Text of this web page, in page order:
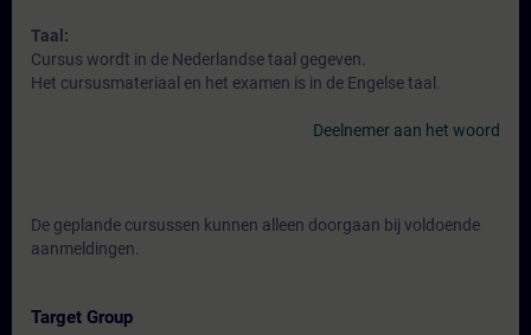
Taal:
Cursus wordt in de Nederlandse taal gegeven.
Het cursusmateriaal en het examen is in de Engelse taal.
Deelnemer aan het woord
De geplande cursussen kunnen alleen doorgaan bij voldoende
aanmeldingen.
Target Group